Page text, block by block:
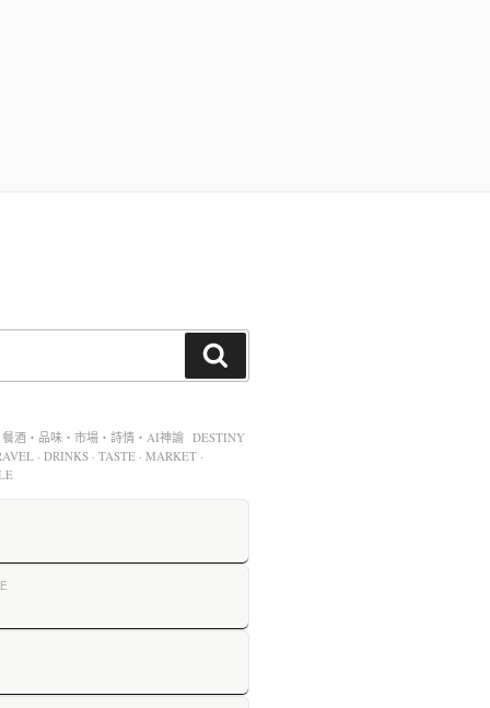
酒・品味・市場・詩情・AI神諭 DESTINY
· DRINKS · TASTE · MARKET ·